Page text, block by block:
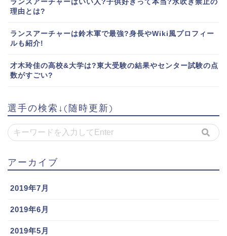
ランスアーチャーはいい人?子供好きって本当?水吹き禁止の
理由とは?
ランスアーチャーは鈴木軍で最強?身長やWiki風プロフィー
ルも紹介!
才木玲佳の高校&大学は?東大受験の結果やセンター試験の点
数がすごい?
選手の検索↓(随時更新)
アーカイブ
2019年7月
2019年6月
2019年5月